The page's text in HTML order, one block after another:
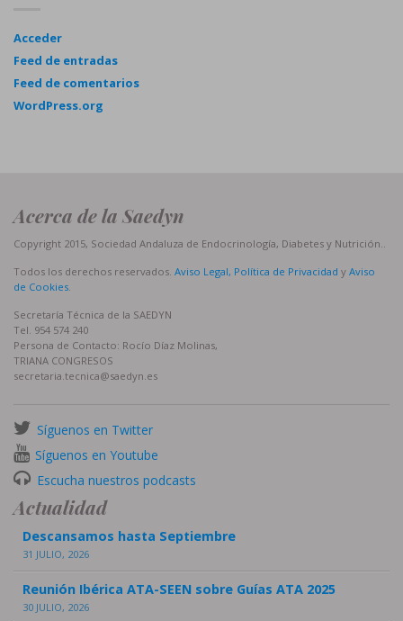
Acceder
Feed de entradas
Feed de comentarios
WordPress.org
Acerca de la Saedyn
Copyright 2015, Sociedad Andaluza de Endocrinología, Diabetes y Nutrición..
Todos los derechos reservados. Aviso Legal, Política de Privacidad y Aviso
de Cookies.
Secretaría Técnica de la SAEDYN
Tel. 954 574 240
Persona de Contacto: Rocío Díaz Molinas,
TRIANA CONGRESOS
secretaria.tecnica@saedyn.es
Síguenos en Twitter
Síguenos en Youtube
Escucha nuestros podcasts
Actualidad
Descansamos hasta Septiembre
31 JULIO, 2026
Reunión Ibérica ATA-SEEN sobre Guías ATA 2025
30 JULIO, 2026